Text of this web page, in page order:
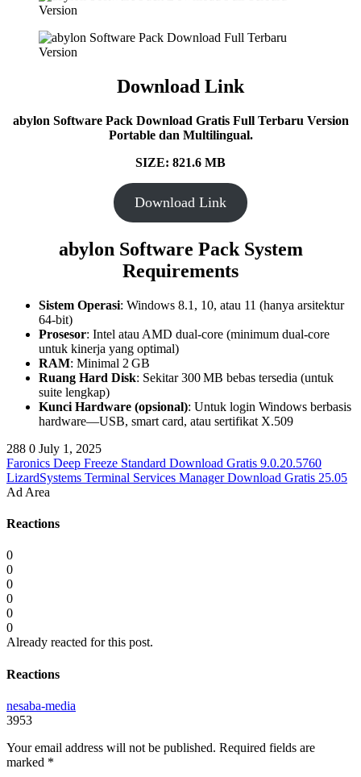
Download Link
abylon Software Pack Download Gratis Full Terbaru Version
Portable dan Multilingual.
SIZE: 821.6 MB
Download Link
abylon Software Pack System
Requirements
Sistem Operasi: Windows 8.1, 10, atau 11 (hanya arsitektur
64-bit)
Prosesor: Intel atau AMD dual‑core (minimum dual-core
untuk kinerja yang optimal)
RAM: Minimal 2 GB
Ruang Hard Disk: Sekitar 300 MB bebas tersedia (untuk
suite lengkap)
Kunci Hardware (opsional): Untuk login Windows berbasis
hardware—USB, smart card, atau sertifikat X.509
288 0 July 1, 2025
Faronics Deep Freeze Standard Download Gratis 9.0.20.5760
LizardSystems Terminal Services Manager Download Gratis 25.05
Ad Area
Reactions
0
0
0
0
0
0
Already reacted for this post.
Reactions
nesaba-media
3953
Your email address will not be published. Required fields are
marked *